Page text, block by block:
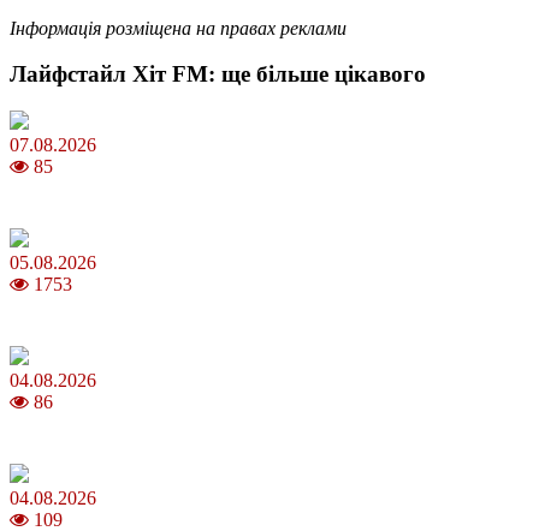
Інформація розміщена на правах реклами
Лайфстайл Хіт FM: ще більше цікавого
07.08.2026
85
05.08.2026
1753
04.08.2026
86
04.08.2026
109